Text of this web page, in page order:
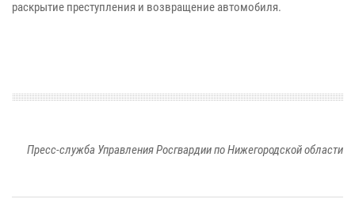
раскрытие преступления и возвращение автомобиля.
Пресс-служба Управления Росгвардии по Нижегородской области